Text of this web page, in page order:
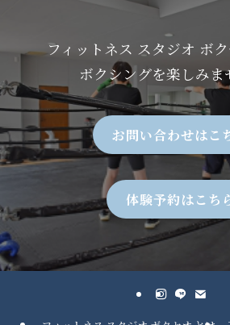
フィットネス スタジオ ボ
ボクシングを楽しみま
お問い合わせはこ
体験予約はこち